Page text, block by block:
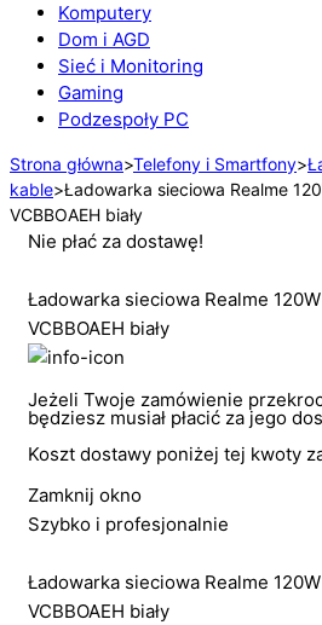
Komputery
Dom i AGD
Sieć i Monitoring
Gaming
Podzespoły PC
Strona główna>Telefony i Smartfony>
kable>Ładowarka sieciowa Realme
VCBBOAEH biały
Nie płać za dostawę!
Ładowarka sieciowa Realme
VCBBOAEH biały
Jeżeli Twoje zamówienie
będziesz musiał płacić za jego
Koszt dostawy poniżej tej kwoty
Zamknij okno
Szybko i profesjonalnie
Ładowarka sieciowa Realme
VCBBOAEH biały